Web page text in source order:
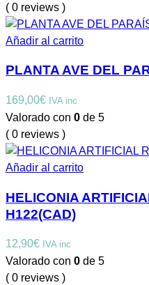
( 0 reviews )
Añadir al carrito
PLANTA AVE DEL
169,00€ IVA inc
Valorado con 0 de 5
( 0 reviews )
Añadir al carrito
HELICONIA
H122(CAD)
12,90€ IVA inc
Valorado con 0 de 5
( 0 reviews )